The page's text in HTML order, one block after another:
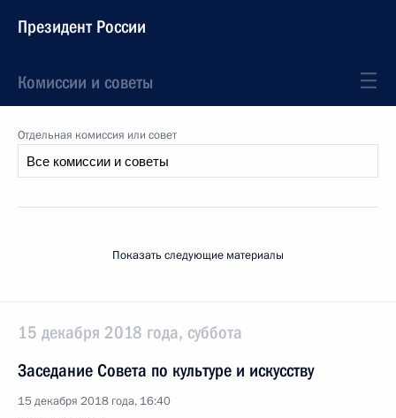
Президент России
Комиссии и советы
Отдельная комиссия или совет
Показать следующие материалы
15 декабря 2018 года, суббота
Заседание Совета по культуре и искусству
15 декабря 2018 года, 16:40